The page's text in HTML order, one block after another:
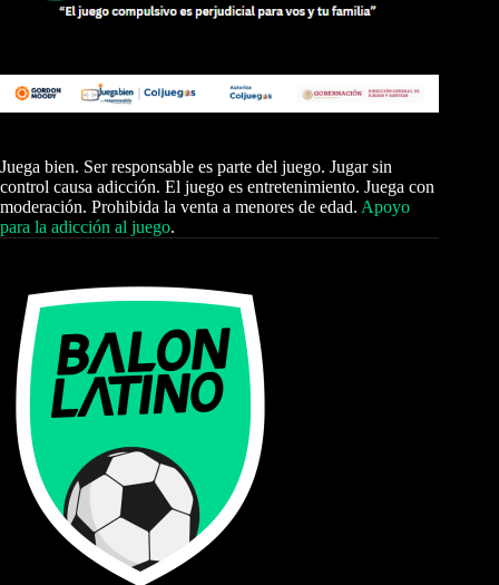
Juega bien. Ser responsable es parte del juego. Jugar sin
control causa adicción. El juego es entretenimiento. Juega con
moderación. Prohibida la venta a menores de edad. Apoyo
para la adicción al juego.